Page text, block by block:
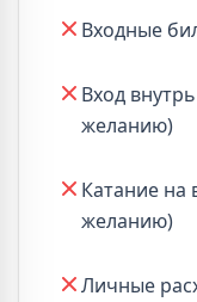
Входные
Вход
желанию)
Катание на
желанию)
Личные